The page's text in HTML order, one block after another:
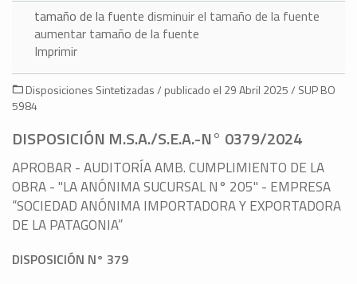
tamaño de la fuente disminuir el tamaño de la fuente
aumentar tamaño de la fuente
Imprimir
Disposiciones Sintetizadas / publicado el 29 Abril 2025 / SUP BO
5984
DISPOSICIÓN M.S.A./S.E.A.-N° 0379/2024
APROBAR - AUDITORÍA AMB. CUMPLIMIENTO DE LA
OBRA - "LA ANÓNIMA SUCURSAL N° 205" - EMPRESA
“SOCIEDAD ANÓNIMA IMPORTADORA Y EXPORTADORA
DE LA PATAGONIA”
DISPOSICIÓN N° 379